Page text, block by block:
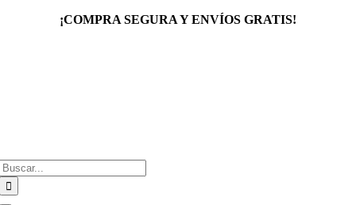
¡COMPRA SEGURA Y ENVÍOS GRATIS!